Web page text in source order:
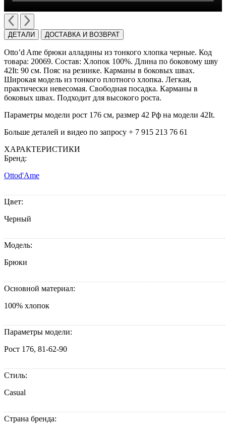
ДЕТАЛИ ДОСТАВКА И ВОЗВРАТ
Otto’d Ame брюки алладины из тонкого хлопка черные. Код
товара: 20069. Cостав: Хлопок 100%. Длина по боковому шву
42It: 90 см. Пояс на резинке. Карманы в боковых швах.
Широкая модель из тонкого плотного хлопка. Легкая,
практически невесомая. Свободная посадка. Карманы в
боковых швах. Подходит для высокого роста.
Параметры модели рост 176 см, размер 42 Рф на модели 42It.
Больше деталей и видео по запросу + 7 915 213 76 61
ХАРАКТЕРИСТИКИ
Бренд:
Ottod'Ame
Цвет:
Черный
Модель:
Брюки
Основной материал:
100% хлопок
Параметры модели:
Рост 176, 81-62-90
Стиль:
Casual
Страна бренда: